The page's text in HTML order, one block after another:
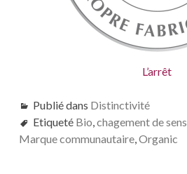
L’arrêt
Publié dans Distinctivité
Etiqueté Bio,chagement de sens
Marque communautaire,Organic